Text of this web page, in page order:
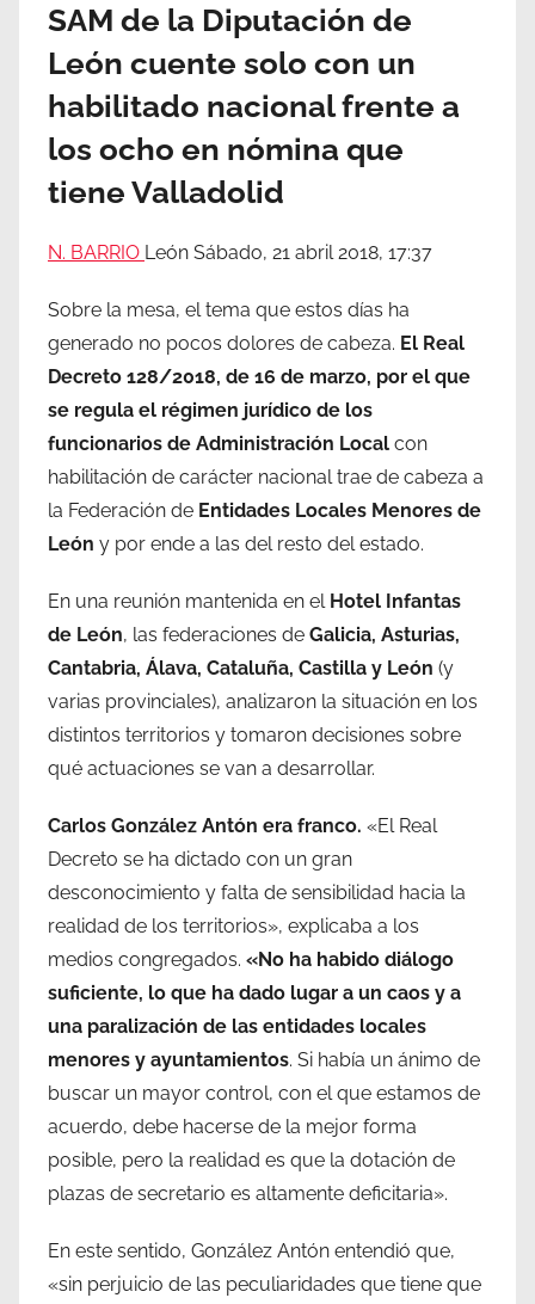
SAM de la Diputación de
León cuente solo con un
habilitado nacional frente a
los ocho en nómina que
tiene Valladolid
N. BARRIO León Sábado, 21 abril 2018, 17:37
Sobre la mesa, el tema que estos días ha
generado no pocos dolores de cabeza. El Real
Decreto 128/2018, de 16 de marzo, por el que
se regula el régimen jurídico de los
funcionarios de Administración Local con
habilitación de carácter nacional trae de cabeza a
la Federación de Entidades Locales Menores de
León y por ende a las del resto del estado.
En una reunión mantenida en el Hotel Infantas
de León, las federaciones de Galicia, Asturias,
Cantabria, Álava, Cataluña, Castilla y León (y
varias provinciales), analizaron la situación en los
distintos territorios y tomaron decisiones sobre
qué actuaciones se van a desarrollar.
Carlos González Antón era franco. «El Real
Decreto se ha dictado con un gran
desconocimiento y falta de sensibilidad hacia la
realidad de los territorios», explicaba a los
medios congregados. «No ha habido diálogo
suficiente, lo que ha dado lugar a un caos y a
una paralización de las entidades locales
menores y ayuntamientos. Si había un ánimo de
buscar un mayor control, con el que estamos de
acuerdo, debe hacerse de la mejor forma
posible, pero la realidad es que la dotación de
plazas de secretario es altamente deficitaria».
En este sentido, González Antón entendió que,
«sin perjuicio de las peculiaridades que tiene que